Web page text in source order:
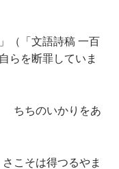
」（「文語詩稿 一百
らを断罪していま
ちちのいかりをあ
こそは得つるやま